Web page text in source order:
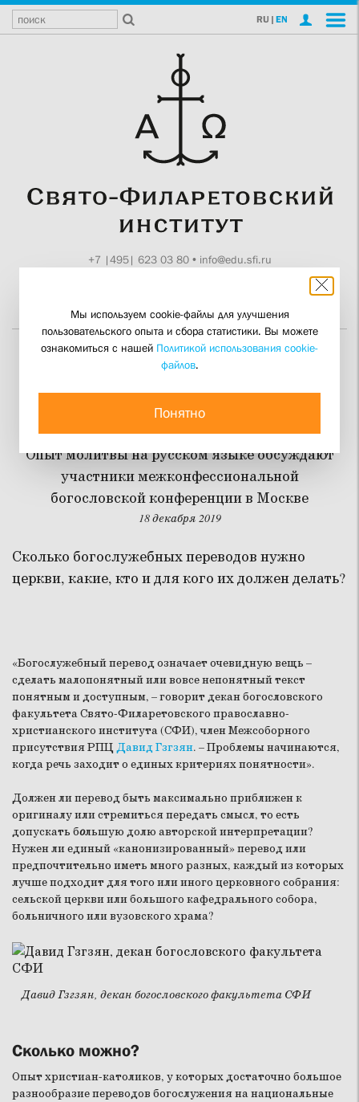
RU | EN
+7 |495| 623 03 80• info@edu.sfi.ru
Сколько можно
переводить
Опыт молитвы на русском языке обсуждают
участники межконфессиональной
богословской конференции в Москве
18 декабря 2019
Сколько богослужебных переводов нужно
церкви, какие, кто и для кого их должен делать?
«Богослужебный перевод означает очевидную вещь –
сделать малопонятный или вовсе непонятный текст
понятным и доступным, – говорит декан богословского
факультета Свято-Филаретовского православно-
христианского института (СФИ), член Межсоборного
присутствия РПЦДавид Гзгзян. – Проблемы начинаются,
когда речь заходит о единых критериях понятности».
Должен ли перевод быть максимально приближен к
оригиналу или стремиться передать смысл, то есть
допускать большую долю авторской интерпретации?
Нужен ли единый «канонизированный» перевод или
предпочтительно иметь много разных, каждый из которых
лучше подходит для того или иного церковного собрания:
сельской церкви или большого кафедрального собора,
больничного или вузовского храма?
Давид Гзгзян, декан богословского факультета СФИ
Сколько можно?
Опыт христиан-католиков, у которых достаточно большое
разнообразие переводов богослужения на национальные
Мы используем cookie-файлы для улучшения
пользовательского опыта и сбора статистики. Вы можете
ознакомиться с нашей Политикой использования cookie-
файлов.
Понятно